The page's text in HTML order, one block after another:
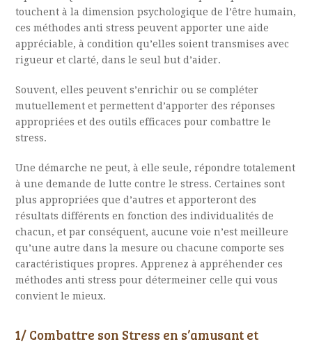
touchent à la dimension psychologique de l’être humain,
ces méthodes anti stress peuvent apporter une aide
appréciable, à condition qu’elles soient transmises avec
rigueur et clarté, dans le seul but d’aider.
Souvent, elles peuvent s’enrichir ou se compléter
mutuellement et permettent d’apporter des réponses
appropriées et des outils efficaces pour combattre le
stress.
Une démarche ne peut, à elle seule, répondre totalement
à une demande de lutte contre le stress. Certaines sont
plus appropriées que d’autres et apporteront des
résultats différents en fonction des individualités de
chacun, et par conséquent, aucune voie n’est meilleure
qu’une autre dans la mesure ou chacune comporte ses
caractéristiques propres. Apprenez à appréhender ces
méthodes anti stress pour détermeiner celle qui vous
convient le mieux.
1/ Combattre son Stress en s’amusant et